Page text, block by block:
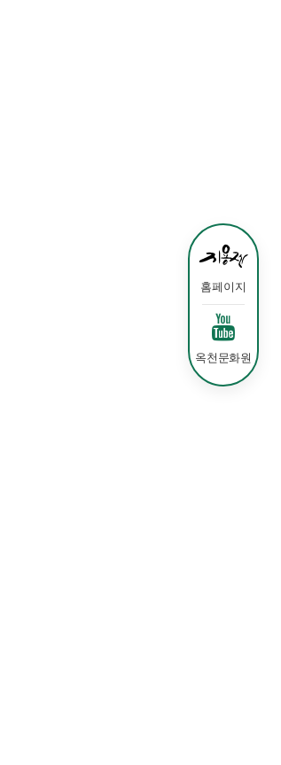
홈페이지
옥천문화원